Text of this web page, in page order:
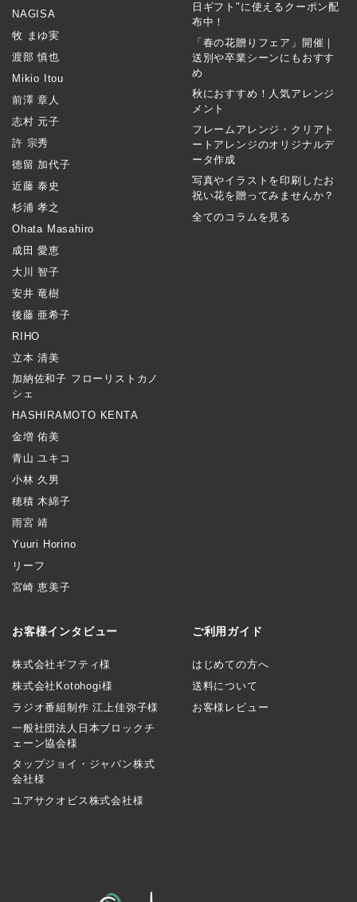
NAGISA
牧 まゆ実
渡部 慎也
Mikio Itou
前澤 章人
志村 元子
許 宗秀
徳留 加代子
近藤 泰史
杉浦 孝之
Ohata Masahiro
成田 愛恵
大川 智子
安井 竜樹
後藤 亜希子
RIHO
立本 清美
加納佐和子 フローリストカノ
シェ
HASHIRAMOTO KENTA
金増 佑美
青山 ユキコ
小林 久男
穂積 木綿子
雨宮 靖
Yuuri Horino
リーフ
宮崎 恵美子
日ギフト"に使えるクーポン配
布中！
「春の花贈りフェア」開催｜
送別や卒業シーンにもおすす
め
秋におすすめ！人気アレンジ
メント
フレームアレンジ・クリアト
ートアレンジのオリジナルデ
ータ作成
写真やイラストを印刷したお
祝い花を贈ってみませんか？
全てのコラムを見る
お客様インタビュー
株式会社ギフティ様
株式会社Kotohogi様
ラジオ番組制作 江上佳弥子様
一般社団法人日本ブロックチ
ェーン協会様
タップジョイ・ジャパン株式
会社様
ユアサクオビス株式会社様
ご利用ガイド
はじめての方へ
送料について
お客様レビュー